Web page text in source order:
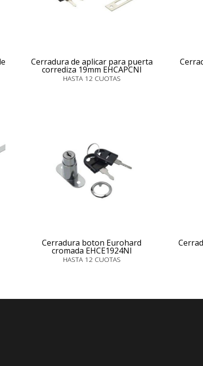
Cerradura de aplicar para puerta
corrediza 19mm EHCAPCNI
HASTA 12 CUOTAS
Cerradura boton Eurohard
cromada EHCE1924NI
HASTA 12 CUOTAS